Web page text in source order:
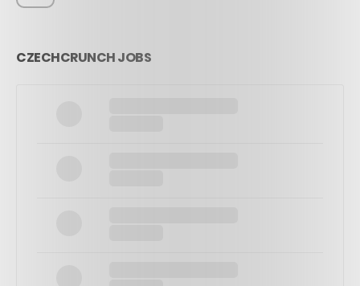
CZECHCRUNCH JOBS